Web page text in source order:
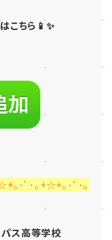
こちら📱✨
｡･ﾟ･｡+☆+｡･ﾟ･｡
ス高等学校